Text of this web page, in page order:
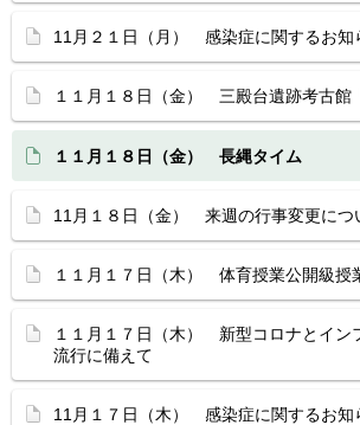
11月２１日（月） 感染症に関するお知
１１月１８日（金） 三殿台遺跡考古館
１１月１８日（金） 長縄タイム
11月１８日（金） 来週の行事変更につ
１１月１７日（木） 体育授業公開級授
１１月１７日（木） 新型コロナとイン
流行に備えて
11月１７日（木） 感染症に関するお知